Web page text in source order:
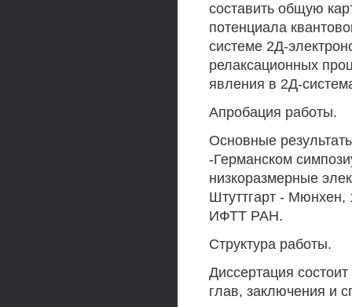
составить общую
потенциала
системе 2Д-
релаксационных
явления в 2Д-
Апробация работы.
Основные
-Германском
низкоразмерные
Штуттгарт - Мюнхен,
ИФТТ РАН.
Структура работы.
Диссертация
глав, заключения и